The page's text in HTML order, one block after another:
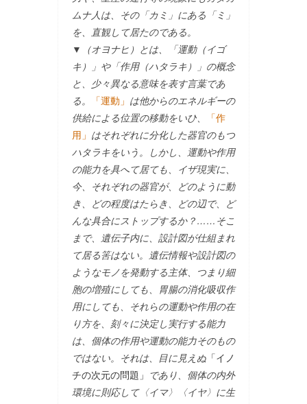
ムナ人は、その「カミ」にある「ミ」
を、直観して居たのである。
▼（オヨナヒ）とは、「運動（イゴ
キ）」や「作用（ハタラキ）」の概念
と、少々異なる意味を表す言葉であ
る。
「運動」 は他からのエネルギーの
供給による位置の移動をいひ、
「作
用」 はそれぞれに分化した器官のもつ
ハタラキをいう。しかし、運動や作用
の能力を具へて居ても、イザ現実に、
今、それぞれの器官が、どのように動
き、どの程度はたらき、どの辺で、ど
んな具合にストップするか？……そこ
まで、遺伝子内に、設計図が仕組まれ
て居る筈はない。遺伝情報や設計図の
ようなモノを発動する主体、つまり細
胞の増殖にしても、胃腸の消化吸収作
用にしても、それらの運動や作用の在
り方を、刻々に決定し実行する能力
は、個体の作用や運動の能力そのもの
ではない。それは、目に見えぬ 「イノ
チの次元の問題」
であり、個体の内外
環境に則応して〈イマ〉〈イヤ〉に生